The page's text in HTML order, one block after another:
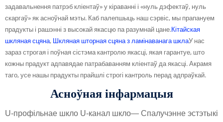
задавальнення патрэб кліентаў» у кіраванні і «нуль дэфектаў, нуль
скаргаў» як асноўнай мэты. Каб палепшыць наш сэрвіс, мы прапануем
прадукты і рашэнні з высокай якасцю па разумнай цане.Кітайская
шкляная сцяна, Шкляная шторная сцяна з ламінаванага шклаУ нас
зараз строгая і поўная сістэма кантролю якасці, якая гарантуе, што
кожны прадукт адпавядае патрабаванням кліентаў да якасці. Акрамя
таго, усе нашы прадукты прайшлі строгі кантроль перад адпраўкай.
Асноўная інфармацыя
U-профільнае шкло U-канал шкло— Спалучэнне эстэтыкі